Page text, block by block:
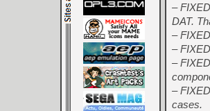
–
DAT.
–
–
–
–
cases.